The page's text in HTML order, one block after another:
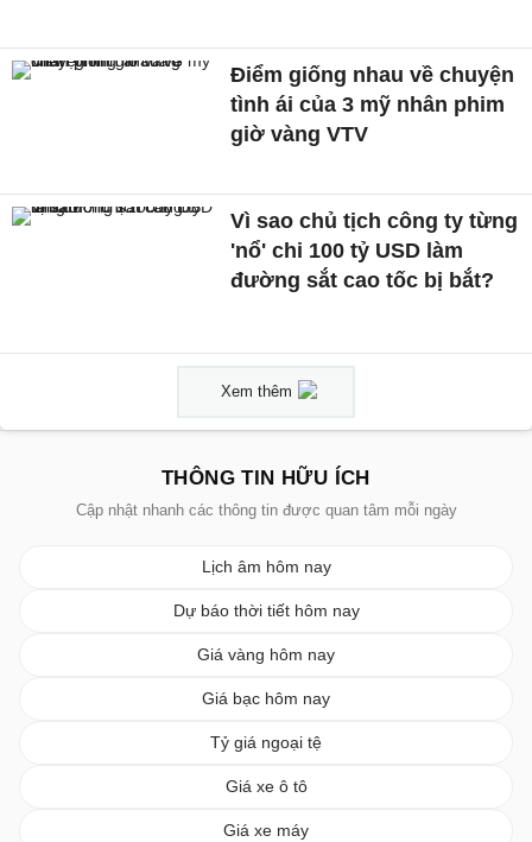
Điểm giống nhau về chuyện
tình ái của 3 mỹ nhân phim
giờ vàng VTV
Vì sao chủ tịch công ty từng
'nổ' chi 100 tỷ USD làm
đường sắt cao tốc bị bắt?
Xem thêm
THÔNG TIN HỮU ÍCH
Cập nhật nhanh các thông tin được quan tâm mỗi ngày
Lịch âm hôm nay
Dự báo thời tiết hôm nay
Giá vàng hôm nay
Giá bạc hôm nay
Tỷ giá ngoại tệ
Giá xe ô tô
Giá xe máy